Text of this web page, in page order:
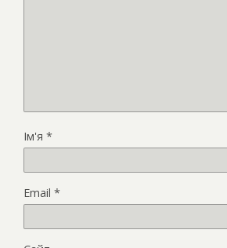
Ім'я *
Email *